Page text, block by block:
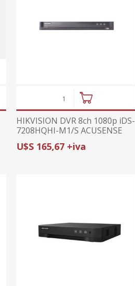
HIKVISION DVR 8ch 1080p iDS-
7208HQHI-M1/S ACUSENSE
Int. Artific.
U$S 165,67 +iva